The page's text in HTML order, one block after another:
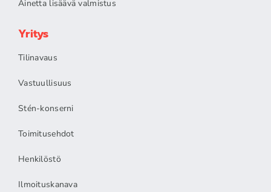
Ainetta lisäävä valmistus
Yritys
Tilinavaus
Vastuullisuus
Stén-konserni
Toimitusehdot
Henkilöstö
Ilmoituskanava